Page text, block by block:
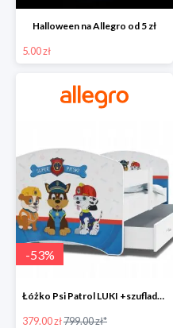
Halloween na Allegro od 5 zł
5.00 zł
-53%
Łóżko Psi Patrol LUKI +szuflada+materac+grafika -52%
379.00 zł799.00 zł*